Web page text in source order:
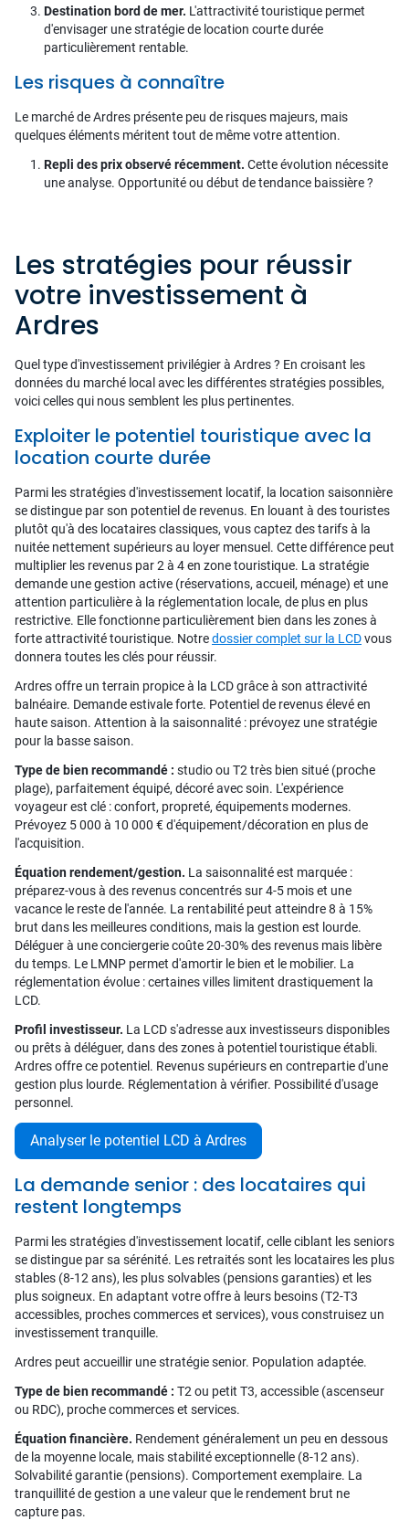
Destination bord de mer. L'attractivité touristique permet
d'envisager une stratégie de location courte durée
particulièrement rentable.
Les risques à connaître
Le marché de Ardres présente peu de risques majeurs, mais
quelques éléments méritent tout de même votre attention.
Repli des prix observé récemment. Cette évolution nécessite
une analyse. Opportunité ou début de tendance baissière ?
Les stratégies pour réussir
votre investissement à
Ardres
Quel type d'investissement privilégier à Ardres ? En croisant les
données du marché local avec les différentes stratégies possibles,
voici celles qui nous semblent les plus pertinentes.
Exploiter le potentiel touristique avec la
location courte durée
Parmi les stratégies d'investissement locatif, la location saisonnière
se distingue par son potentiel de revenus. En louant à des touristes
plutôt qu'à des locataires classiques, vous captez des tarifs à la
nuitée nettement supérieurs au loyer mensuel. Cette différence peut
multiplier les revenus par 2 à 4 en zone touristique. La stratégie
demande une gestion active (réservations, accueil, ménage) et une
attention particulière à la réglementation locale, de plus en plus
restrictive. Elle fonctionne particulièrement bien dans les zones à
forte attractivité touristique. Notredossier complet sur la LCDvous
donnera toutes les clés pour réussir.
Ardres offre un terrain propice à la LCD grâce à son attractivité
balnéaire. Demande estivale forte. Potentiel de revenus élevé en
haute saison. Attention à la saisonnalité : prévoyez une stratégie
pour la basse saison.
Type de bien recommandé : studio ou T2 très bien situé (proche
plage), parfaitement équipé, décoré avec soin. L'expérience
voyageur est clé : confort, propreté, équipements modernes.
Prévoyez 5 000 à 10 000 € d'équipement/décoration en plus de
l'acquisition.
Équation rendement/gestion. La saisonnalité est marquée :
préparez-vous à des revenus concentrés sur 4-5 mois et une
vacance le reste de l'année. La rentabilité peut atteindre 8 à 15%
brut dans les meilleures conditions, mais la gestion est lourde.
Déléguer à une conciergerie coûte 20-30% des revenus mais libère
du temps. Le LMNP permet d'amortir le bien et le mobilier. La
réglementation évolue : certaines villes limitent drastiquement la
LCD.
Profil investisseur. La LCD s'adresse aux investisseurs disponibles
ou prêts à déléguer, dans des zones à potentiel touristique établi.
Ardres offre ce potentiel. Revenus supérieurs en contrepartie d'une
gestion plus lourde. Réglementation à vérifier. Possibilité d'usage
personnel.
Analyser le potentiel LCD à Ardres
La demande senior : des locataires qui
restent longtemps
Parmi les stratégies d'investissement locatif, celle ciblant les seniors
se distingue par sa sérénité. Les retraités sont les locataires les plus
stables (8-12 ans), les plus solvables (pensions garanties) et les
plus soigneux. En adaptant votre offre à leurs besoins (T2-T3
accessibles, proches commerces et services), vous construisez un
investissement tranquille.
Ardres peut accueillir une stratégie senior. Population adaptée.
Type de bien recommandé : T2 ou petit T3, accessible (ascenseur
ou RDC), proche commerces et services.
Équation financière. Rendement généralement un peu en dessous
de la moyenne locale, mais stabilité exceptionnelle (8-12 ans).
Solvabilité garantie (pensions). Comportement exemplaire. La
tranquillité de gestion a une valeur que le rendement brut ne
capture pas.